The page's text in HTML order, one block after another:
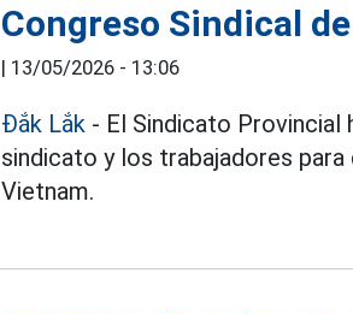
Congreso Sindical
| 13/05/2026 - 13:06
Đắk Lắk - El Sindicato Provincial
sindicato y los trabajadores
Vietnam.